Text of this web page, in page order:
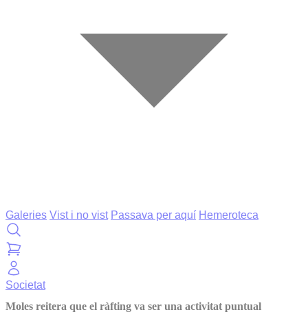
Galeries Vist i no vist Passava per aquí Hemeroteca
Societat
Moles reitera que el ràfting va ser una activitat puntual